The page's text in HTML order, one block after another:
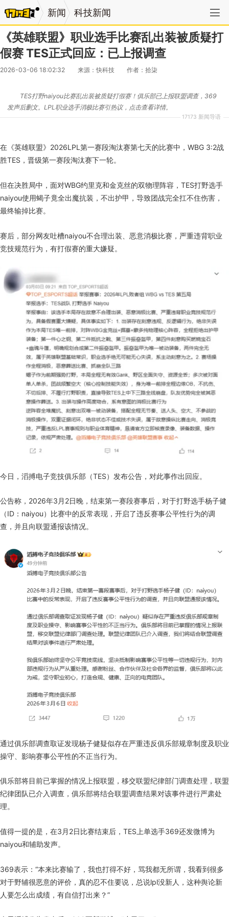
新闻 科技新闻
《英雄联盟》职业选手比赛乱出装被质疑打
假赛 TES正式回应：已上报调查
2026-03-06 18:02:32 来源：快科技 作者：拾柒
17173 新闻导语
TES打野naiyou比赛乱出装被质疑打假赛！俱乐部已上报联盟调查，369
发声后删文。LPL职业选手消极比赛引热议，点击查看详情。
在《英雄联盟》2026LPL第一赛段淘汰赛第七天的比赛中，WBG 3:2战
胜TES，晋级第一赛段淘汰赛下一轮。
但在决胜局中，面对WBG约里克和金克丝的双物理阵容，TES打野选手
naiyou使用蝎子竟全出魔抗装，不出护甲，导致团战完全扛不住伤害，
最终输掉比赛。
赛后，部分网友吐槽naiyou不合理出装、恶意消极比赛，严重违背职业
竞技规范行为，有打假赛的重大嫌疑。
今日，滔搏电子竞技俱乐部（TES）发布公告，对此事作出回应。
公告称，2026年3月2日晚，结束第一赛段赛事后，对于打野选手杨子健
（ID：naiyou）比赛中的反常表现，开启了违反赛事公平性行为的调
查，并且向联盟通报该情况。
通过俱乐部调查取证发现杨子健疑似存在严重违反俱乐部规章制度及职业
操守、影响赛事公平性的不正当行为。
俱乐部将目前已掌握的情况上报联盟，移交联盟纪律部门调查处理，联盟
纪律团队已介入调查，俱乐部将结合联盟调查结果对该事件进行严肃处
理。
值得一提的是，在3月2日比赛结束后，TES上单选手369还发微博为
naiyou和辅助发声。
369表示：“本来比赛输了，我也打得不好，骂我都无所谓，我看到很多
对于野辅很恶意的评价，真的忍不住要说，总说lpl没新人，这种舆论新
人要怎么出成绩，有自信打出来？”